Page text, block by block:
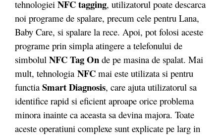
tehnologiei NFC tagging, utilizatorul poate descarca
noi programe de spalare, precum cele pentru Lana,
Baby Care, si spalare la rece. Apoi, pot folosi aceste
programe prin simpla atingere a telefonului de
simbolul NFC Tag On de pe masina de spalat. Mai
mult, tehnologia NFC mai este utilizata si pentru
functia Smart Diagnosis, care ajuta utilizatorul sa
identifice rapid si eficient aproape orice problema
minora inainte ca aceasta sa devina majora. Toate
aceste operatiuni complexe sunt explicate pe larg in